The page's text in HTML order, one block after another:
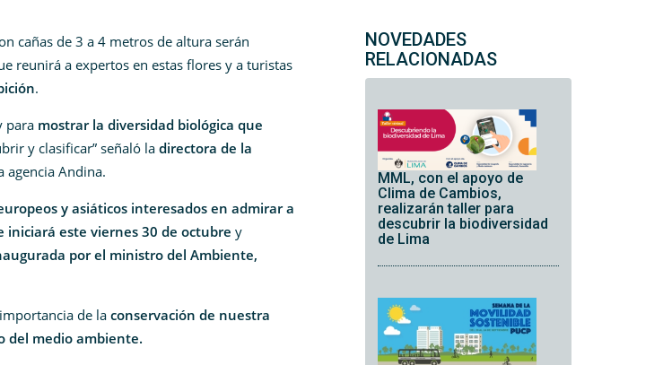
cañas de 3 a 4 metros de altura serán
reunirá a expertos en estas flores y a turistas
.
para mostrar la diversidad biológica que
y clasificar” señaló ladirectora de la
agencia Andina.
y asiáticos interesados en admirar a
iniciará este viernes 30 de octubre y
por el ministro del Ambiente,
de la conservación de nuestra
del medio ambiente.
NOVEDADES
RELACIONADAS
MML, con el apoyo de
Clima de Cambios,
realizarán taller para
descubrir la biodiversidad
de Lima